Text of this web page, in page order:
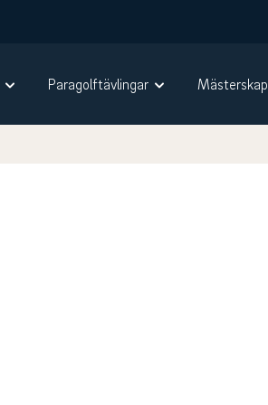
Paragolftävlingar Mästerskap